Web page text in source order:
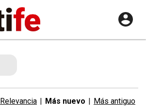
Relevancia | Más nuevo | Más antiguo